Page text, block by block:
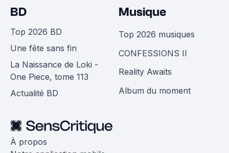
BD
Top 2026 BD
Une fête sans fin
La Naissance de Loki -
One Piece, tome 113
Actualité BD
Musique
Top 2026 musiques
CONFESSIONS II
Reality Awaits
Album du moment
À propos